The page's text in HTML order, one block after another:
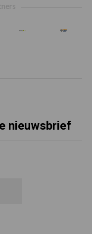
nieuwsbrief